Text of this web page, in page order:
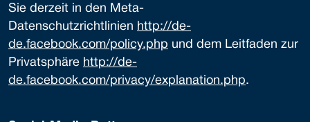
Sie derzeit in den Meta-
Datenschutzrichtlinien http://de-
de.facebook.com/policy.php und dem Leitfaden zur
Privatsphäre http://de-
de.facebook.com/privacy/explanation.php.